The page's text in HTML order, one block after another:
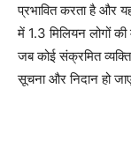
प्रभावित करता है और
में 1.3 मिलियन लोगों
जब कोई संक्रमित
सूचना और निदान हो